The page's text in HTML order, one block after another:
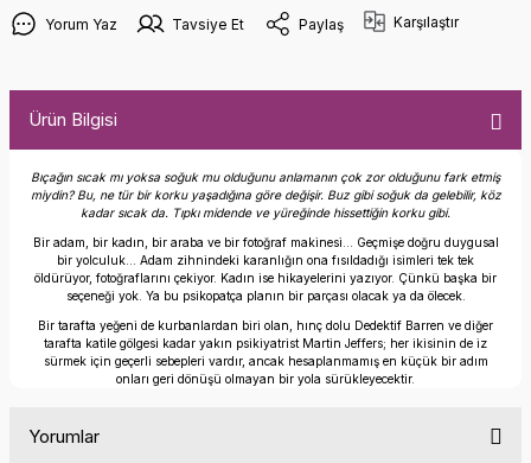
Yorum Yaz Tavsiye Et Paylaş Karşılaştır
Ürün Bilgisi
Bıçağın sıcak mı yoksa soğuk mu olduğunu anlamanın çok zor olduğunu fark etmiş
miydin? Bu, ne tür bir korku yaşadığına göre değişir. Buz gibi soğuk da gelebilir, köz
kadar sıcak da. Tıpkı midende ve yüreğinde hissettiğin korku gibi.
Bir adam, bir kadın, bir araba ve bir fotoğraf makinesi… Geçmişe doğru duygusal
bir yolculuk... Adam zihnindeki karanlığın ona fısıldadığı isimleri tek tek
öldürüyor, fotoğraflarını çekiyor. Kadın ise hikayelerini yazıyor. Çünkü başka bir
seçeneği yok. Ya bu psikopatça planın bir parçası olacak ya da ölecek.
Bir tarafta yeğeni de kurbanlardan biri olan, hınç dolu Dedektif Barren ve diğer
tarafta katile gölgesi kadar yakın psikiyatrist Martin Jeffers; her ikisinin de iz
sürmek için geçerli sebepleri vardır, ancak hesaplanmamış en küçük bir adım
onları geri dönüşü olmayan bir yola sürükleyecektir.
Yorumlar